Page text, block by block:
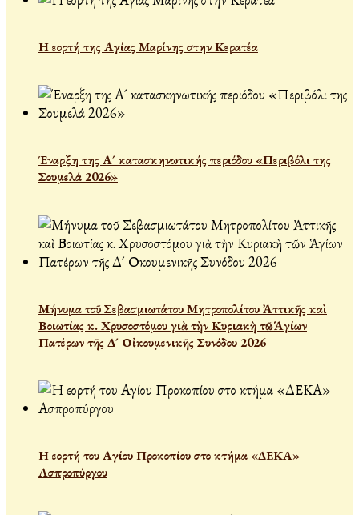
Η εορτή της Αγίας Μαρίνης στην Κερατέα
Έναρξη της Α´ κατασκηνωτικής περιόδου «Περιβόλι της
Σουμελά 2026»
Μήνυμα τοῦ Σεβασμιωτάτου Μητροπολίτου Ἀττικῆς καὶ
Βοιωτίας κ. Χρυσοστόμου γιὰ τὴν Κυριακὴ τῶν Ἁγίων
Πατέρων τῆς Δ´ Οἰκουμενικῆς Συνόδου 2026
Η εορτή του Αγίου Προκοπίου στο κτήμα «ΔΕΚΑ»
Ασπροπύργου